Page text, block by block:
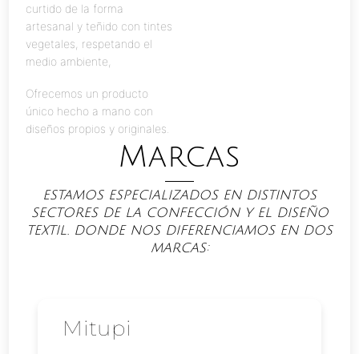
curtido de la forma
artesanal y teñido con tintes
vegetales, respetando el
medio ambiente,
Ofrecemos un producto
único hecho a mano con
diseños propios y originales.
Marcas
estamos especializados en distintos
sectores de la confección y el diseño
textil. donde nos diferenciamos en dos
marcas:
Mitupi